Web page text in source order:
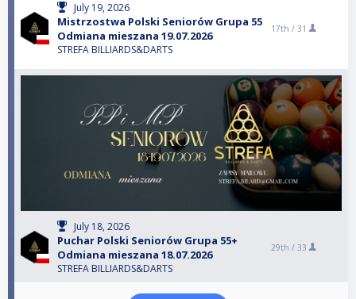
July 19, 2026
Mistrzostwa Polski Seniorów Grupa 55
Odmiana mieszana 19.07.2026
STREFA BILLIARDS&DARTS
17th / 31
July 18, 2026
Puchar Polski Seniorów Grupa 55+
Odmiana mieszana 18.07.2026
STREFA BILLIARDS&DARTS
29th / 33